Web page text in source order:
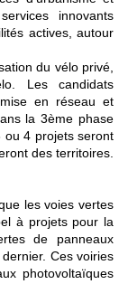
innovants
actives, autour
du vélo privé,
Les candidats
en réseau et
la 3ème phase
ou 4 projets seront
des territoires.
les voies vertes
à projets pour la
de panneaux
Ces voiries
photovoltaïques